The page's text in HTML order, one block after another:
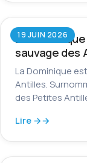
19 JUIN 2026
La
sauvage des
La Dominique
Antilles.
des Petites
Lire →